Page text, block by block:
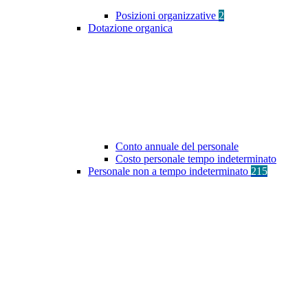
Posizioni organizzative 2
Dotazione organica
Conto annuale del personale
Costo personale tempo indeterminato
Personale non a tempo indeterminato 215